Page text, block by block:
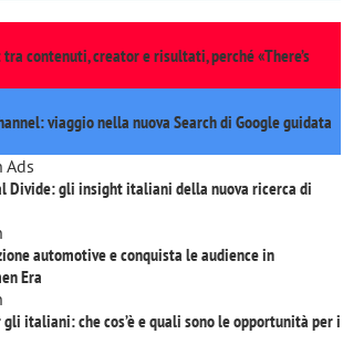
contenuti, creator e risultati, perché «There’s
viaggio nella nuova Search di Google guidata
Ads
Divide: gli insight italiani della nuova ricerca di
automotive e conquista le audience in
Era
gli italiani: che cos’è e quali sono le opportunità per i